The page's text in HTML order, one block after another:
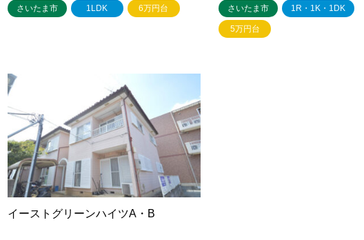
さいたま市 1LDK 6万円台 さいたま市 1R・1K・1DK
5万円台
イーストグリーンハイツA・B